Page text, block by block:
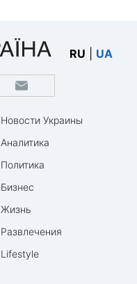
RU UA
Новости Украины
Аналитика
Политика
Бизнес
Жизнь
Развлечения
Lifestyle